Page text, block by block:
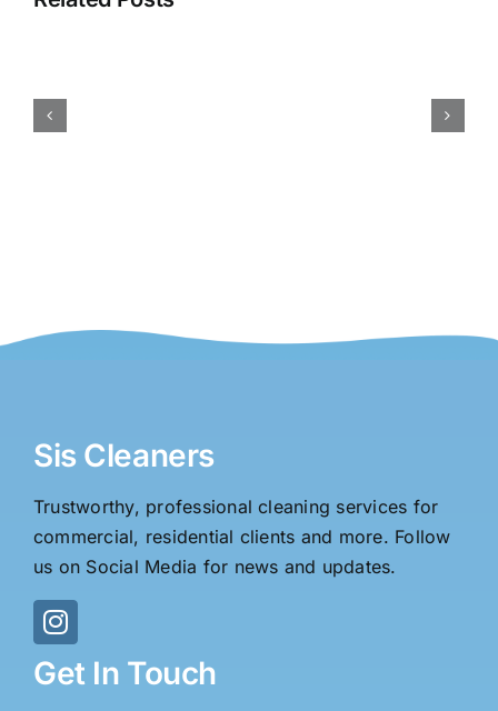
Bundesrepublik
Deutschland
Join
Sis Cleaners
Trustworthy, professional cleaning services for
commercial, residential clients and more. Follow
us on Social Media for news and updates.
Get In Touch